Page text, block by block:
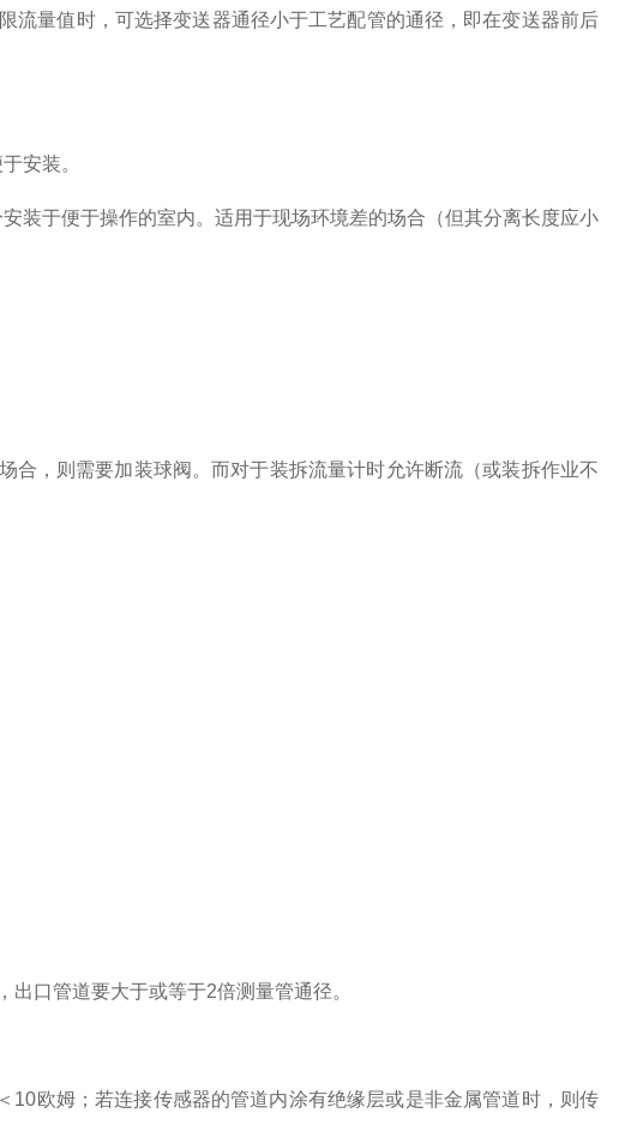
量值时，可选择变送器通径小于工艺配管的通径，即在变送器前后
安装。
于便于操作的室内。适用于现场环境差的场合（但其分离长度应小
，则需要加装球阀。而对于装拆流量计时允许断流（或装拆作业不
口管道要大于或等于2倍测量管通径。
欧姆；若连接传感器的管道内涂有绝缘层或是非金属管道时，则传